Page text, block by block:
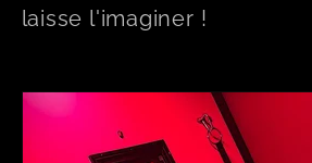
laisse l'imaginer !